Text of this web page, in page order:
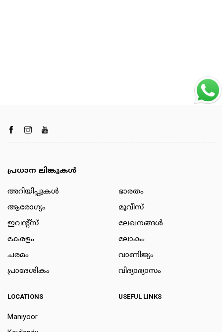
പ്രധാന ലിങ്കുകൾ
അറിയിപ്പുകള്‍
ആരോഗ്യം
ഇവന്റ്സ്
കേരളം
ചരമം
പ്രാദേശികം
ഭാരതം
മൂവീസ്
ലേഖനങ്ങള്‍
ലോകം
വാണിജ്യം
വിദ്യാഭ്യാസം
LOCATIONS
Maniyoor
USEFUL LINKS